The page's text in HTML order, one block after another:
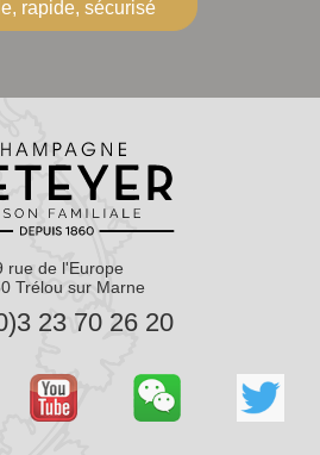
rapide, sécurisé
rue de l'Europe
Trélou sur Marne
23 70 26 20